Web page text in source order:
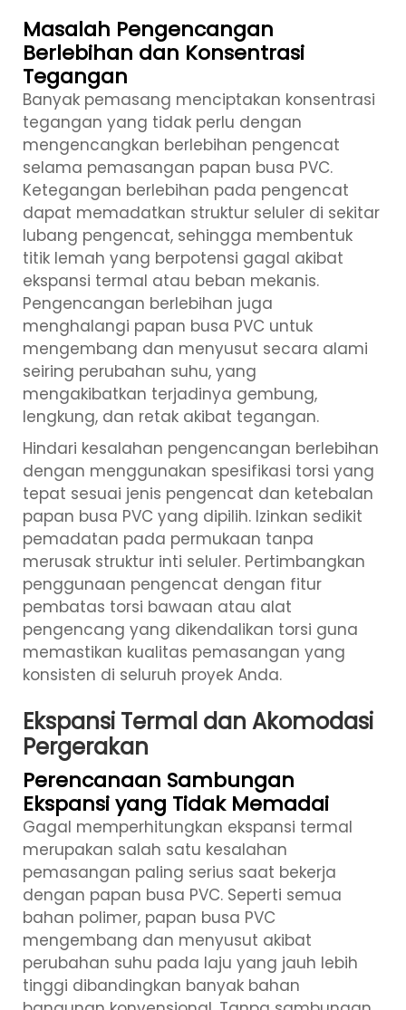
Masalah Pengencangan
Berlebihan dan Konsentrasi
Tegangan
Banyak pemasang menciptakan konsentrasi
tegangan yang tidak perlu dengan
mengencangkan berlebihan pengencat
selama pemasangan papan busa PVC.
Ketegangan berlebihan pada pengencat
dapat memadatkan struktur seluler di sekitar
lubang pengencat, sehingga membentuk
titik lemah yang berpotensi gagal akibat
ekspansi termal atau beban mekanis.
Pengencangan berlebihan juga
menghalangi papan busa PVC untuk
mengembang dan menyusut secara alami
seiring perubahan suhu, yang
mengakibatkan terjadinya gembung,
lengkung, dan retak akibat tegangan.
Hindari kesalahan pengencangan berlebihan
dengan menggunakan spesifikasi torsi yang
tepat sesuai jenis pengencat dan ketebalan
papan busa PVC yang dipilih. Izinkan sedikit
pemadatan pada permukaan tanpa
merusak struktur inti seluler. Pertimbangkan
penggunaan pengencat dengan fitur
pembatas torsi bawaan atau alat
pengencang yang dikendalikan torsi guna
memastikan kualitas pemasangan yang
konsisten di seluruh proyek Anda.
Ekspansi Termal dan Akomodasi
Pergerakan
Perencanaan Sambungan
Ekspansi yang Tidak Memadai
Gagal memperhitungkan ekspansi termal
merupakan salah satu kesalahan
pemasangan paling serius saat bekerja
dengan papan busa PVC. Seperti semua
bahan polimer, papan busa PVC
mengembang dan menyusut akibat
perubahan suhu pada laju yang jauh lebih
tinggi dibandingkan banyak bahan